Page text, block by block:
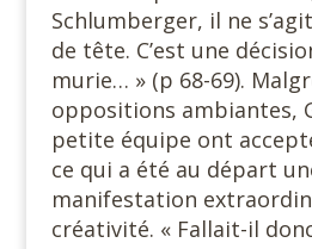
Schlumberger, il ne
de tête. C’est une
murie… » (p 68-69).
oppositions ambiantes,
petite équipe ont
ce qui a été au départ
manifestation
créativité. « Fallait-il